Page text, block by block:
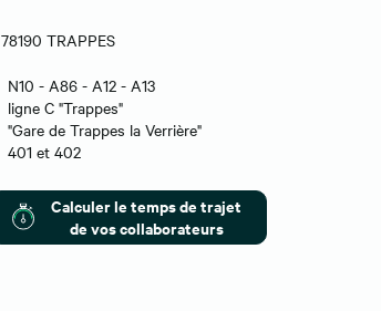
78190 TRAPPES
N10 - A86 - A12 - A13
ligne C "Trappes"
"Gare de Trappes la Verrière"
401 et 402
Calculer le temps de trajet
de vos collaborateurs